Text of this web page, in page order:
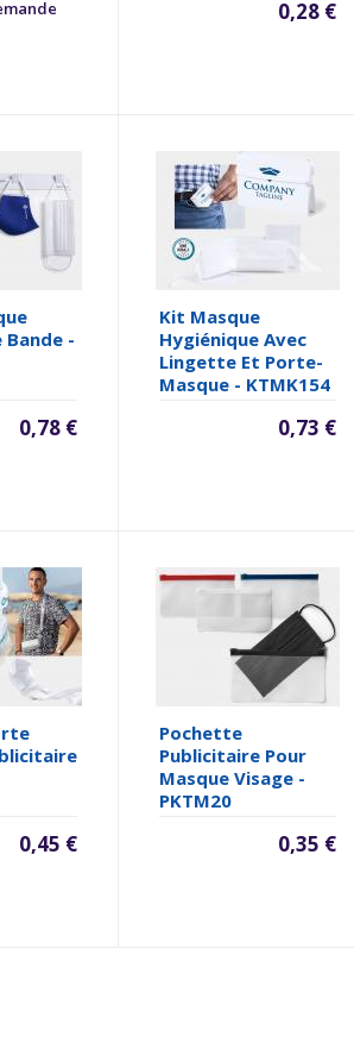
0,28 €
-
0,78 €
Kit Masque
Hygiénique Avec
Lingette Et Porte-
Masque - KTMK154
0,73 €
0,45 €
Pochette
Publicitaire Pour
Masque Visage -
PKTM20
0,35 €